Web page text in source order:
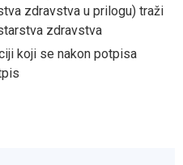
zdravstva u prilogu) traži
zdravstva
koji se nakon potpisa